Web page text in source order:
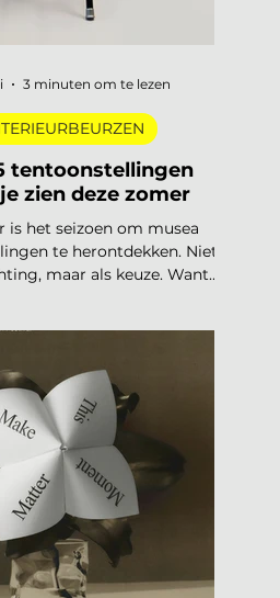
tentoonstellingen
zien deze zomer
is het seizoen om musea
te herontdekken. Niet
maar als keuze. Want
waar je letterlijk moet
het werk te begrijpen. Van
in een Depot-zaal tot
architectuur omvormt tot
Vijf tentoonstellingen,
Nederland, die de moeite
zijn om speci
3 minuten om te lezen